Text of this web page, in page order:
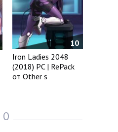
10
Iron Ladies 2048
(2018) PC | RePack
от Other s
0